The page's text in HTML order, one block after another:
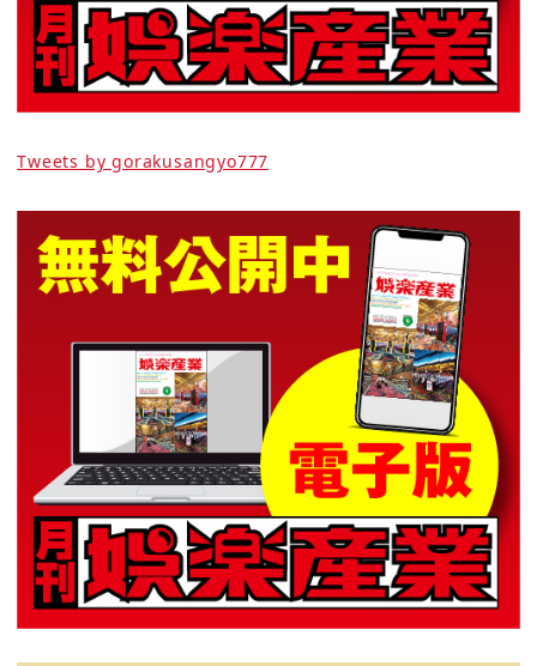
Tweets by gorakusangyo777